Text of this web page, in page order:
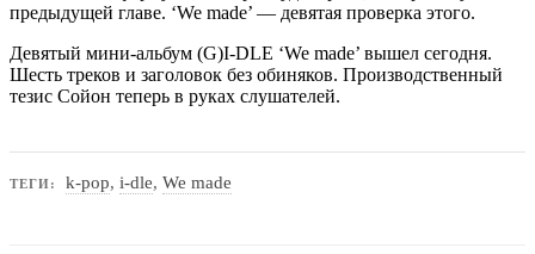
предыдущей главе. ‘We made’ — девятая проверка этого.
Девятый мини-альбум (G)I-DLE ‘We made’ вышел сегодня.
Шесть треков и заголовок без обиняков. Производственный
тезис Сойон теперь в руках слушателей.
ТЕГИ: k-pop,i‐dle,We made